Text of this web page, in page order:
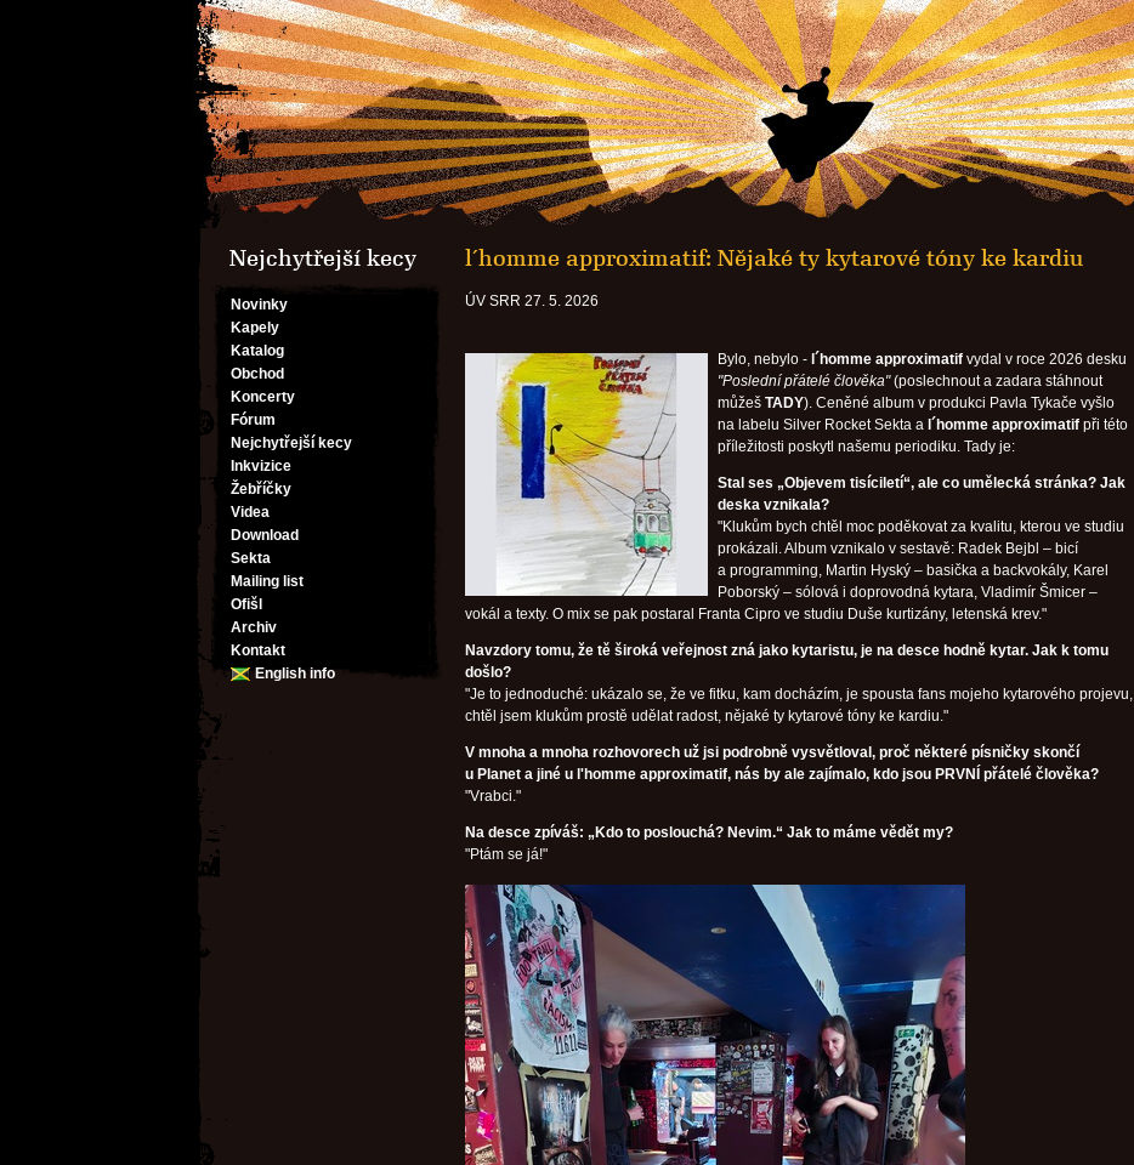
Nejchytřejší kecy
Novinky
Kapely
Katalog
Obchod
Koncerty
Fórum
Nejchytřejší kecy
Inkvizice
Žebříčky
Videa
Download
Sekta
Mailing list
Ofišl
Archiv
Kontakt
English info
l´homme approximatif: Nějaké ty kytarové tóny ke kardiu
ÚV SRR 27. 5. 2026
Bylo, nebylo - l´homme approximatif vydal v roce 2026 desku
"Poslední přátelé člověka"(poslechnout a zadara stáhnout
můžeš TADY). Ceněné album v produkci Pavla Tykače vyšlo
na labelu Silver Rocket Sekta a l´homme approximatif při této
příležitosti poskytl našemu periodiku. Tady je:
Stal ses „Objevem tisíciletí“, ale co umělecká stránka? Jak
deska vznikala?
"Klukům bych chtěl moc poděkovat za kvalitu, kterou ve studiu
prokázali. Album vznikalo v sestavě: Radek Bejbl – bicí
a programming, Martin Hyský – basička a backvokály, Karel
Poborský – sólová i doprovodná kytara, Vladimír Šmicer –
vokál a texty. O mix se pak postaral Franta Cipro ve studiu Duše kurtizány, letenská krev."
Navzdory tomu, že tě široká veřejnost zná jako kytaristu, je na desce hodně kytar. Jak k tomu
došlo?
"Je to jednoduché: ukázalo se, že ve fitku, kam docházím, je spousta fans mojeho kytarového projevu,
chtěl jsem klukům prostě udělat radost, nějaké ty kytarové tóny ke kardiu."
V mnoha a mnoha rozhovorech už jsi podrobně vysvětloval, proč některé písničky skončí
u Planet a jiné u l'homme approximatif, nás by ale zajímalo, kdo jsou PRVNÍ přátelé člověka?
"Vrabci."
Na desce zpíváš: „Kdo to poslouchá? Nevim.“ Jak to máme vědět my?
"Ptám se já!"